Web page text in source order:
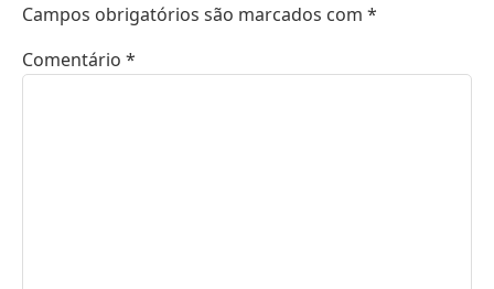
Campos obrigatórios são marcados com *
Comentário *